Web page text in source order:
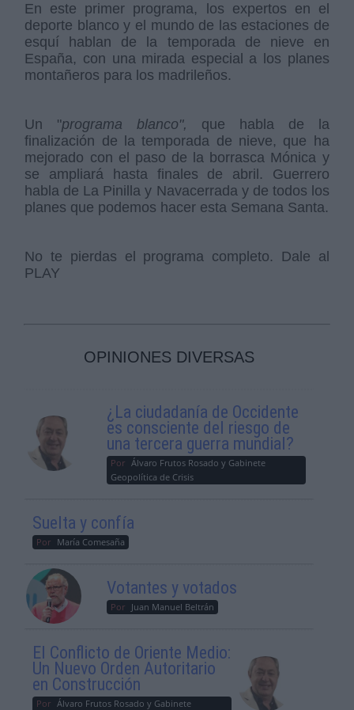
En este primer programa, los expertos en el
deporte blanco y el mundo de las estaciones de
esquí hablan de la temporada de nieve en
España, con una mirada especial a los planes
montañeros para los madrileños.
Un "programa blanco",
que habla de la
finalización de la temporada de nieve, que ha
mejorado con el paso de la borrasca Mónica y
se ampliará hasta finales de abril. Guerrero
habla de La Pinilla y Navacerrada y de todos los
planes que podemos hacer esta Semana Santa.
No te pierdas el programa completo. Dale al
PLAY
OPINIONES DIVERSAS
¿La ciudadanía de Occidente
es consciente del riesgo de
una tercera guerra mundial?
Por Álvaro Frutos Rosado y Gabinete
Geopolítica de Crisis
Suelta y confía
Por María Comesaña
Votantes y votados
Por Juan Manuel Beltrán
El Conflicto de Oriente Medio:
Un Nuevo Orden Autoritario
en Construcción
Por Álvaro Frutos Rosado y Gabinete